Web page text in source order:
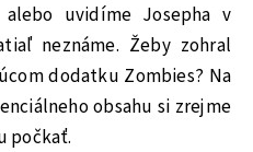
uvidíme Josepha v
neznáme. Žeby zohral
dodatku Zombies? Na
obsahu si zrejme
počkať.